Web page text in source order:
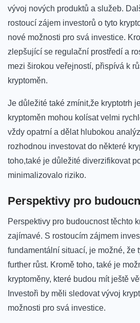
vývoj nových produktů a služeb.
rostoucí zájem investorů o ​tyto​
nové možnosti pro svá investice.
zlepšující se regulační prostředí a
mezi širokou veřejností, ⁣přispívá k
‍kryptoměn.
Je ⁣důležité také⁤ zmínit,že kryptotrh
kryptoměn mohou kolísat⁣ velmi
vždy opatrní a dělat hlubokou
rozhodnou investovat do některé
toho,také je důležité diverzifikovat
minimalizovalo riziko.
Perspektivy pro
Perspektivy pro budoucnost těchto
zajímavé. S‌ rostoucím zájmem
fundamentální situací, je možné, že
further růst. Kromě toho, také je
kryptoměny, ⁤které budou⁣ mít ještě
⁣Investoři‌ by měli sledovat vývoj
možnosti pro ⁤svá investice.